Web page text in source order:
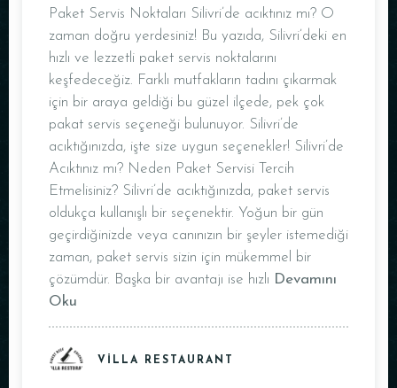
Paket Servis Noktaları Silivri’de acıktınız mı? O
zaman doğru yerdesiniz! Bu yazıda, Silivri’deki en
hızlı ve lezzetli paket servis noktalarını
keşfedeceğiz. Farklı mutfakların tadını çıkarmak
için bir araya geldiği bu güzel ilçede, pek çok
pakat servis seçeneği bulunuyor. Silivri’de
acıktığınızda, işte size uygun seçenekler! Silivri’de
Acıktınız mı? Neden Paket Servisi Tercih
Etmelisiniz? Silivri’de acıktığınızda, paket servis
oldukça kullanışlı bir seçenektir. Yoğun bir gün
geçirdiğinizde veya canınızın bir şeyler istemediği
zaman, paket servis sizin için mükemmel bir
çözümdür. Başka bir avantajı ise hızlı Devamını
Oku
VILLA RESTAURANT
Masa Rezervasyonu